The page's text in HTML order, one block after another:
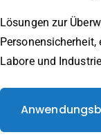
Lösungen zur
Personensicherheit,
Labore und